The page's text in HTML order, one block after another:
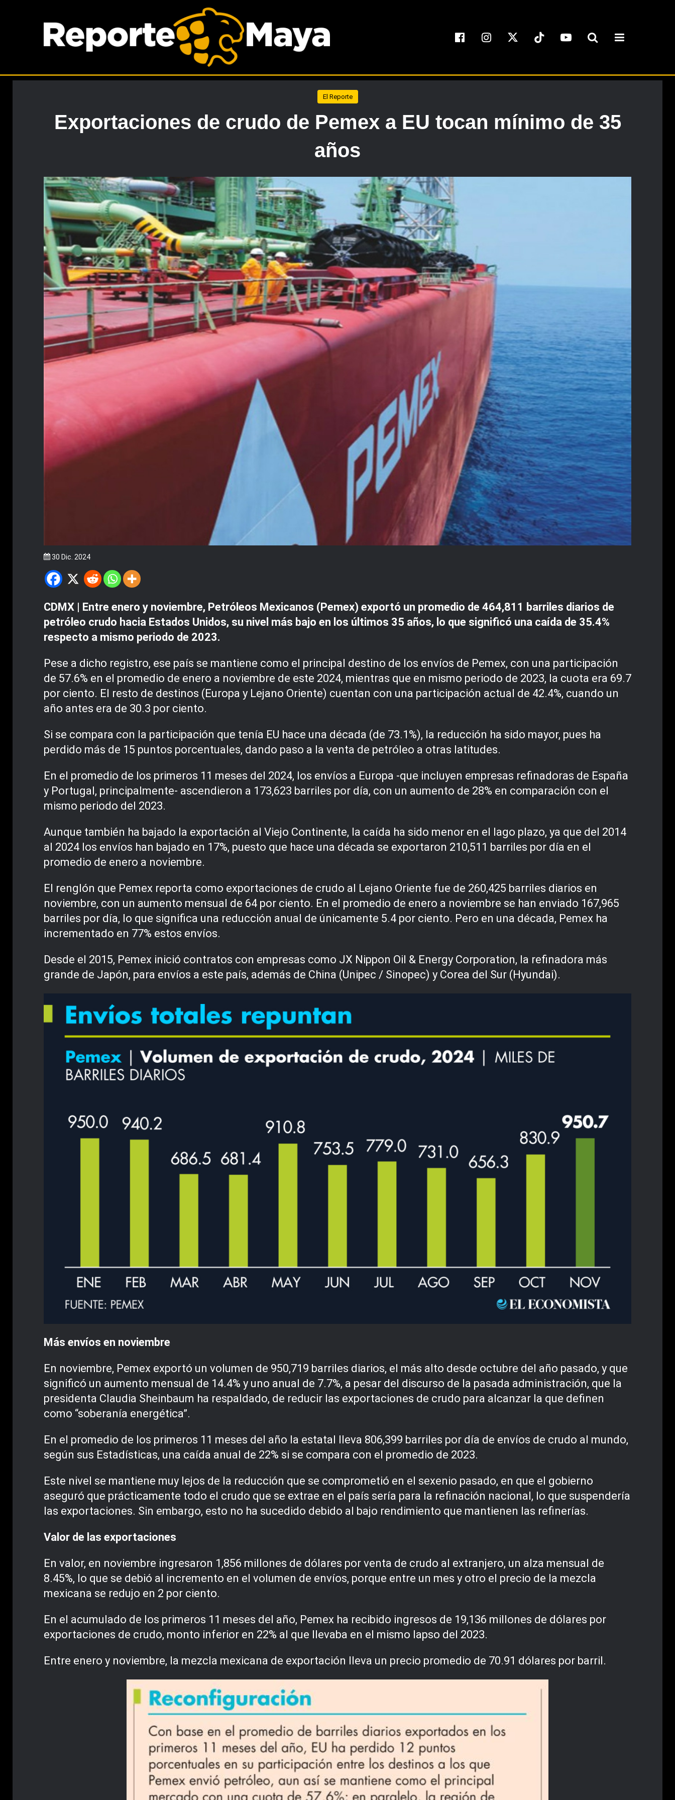
El Reporte
Exportaciones de crudo de Pemex a EU tocan mínimo de 35
años
30 Dic. 2024
CDMX | Entre enero y noviembre, Petróleos Mexicanos (Pemex) exportó un promedio de 464,811 barriles diarios de
petróleo crudo hacia Estados Unidos, su nivel más bajo en los últimos 35 años, lo que significó una caída de 35.4%
respecto a mismo periodo de 2023.
Pese a dicho registro, ese país se mantiene como el principal destino de los envíos de Pemex, con una participación
de 57.6% en el promedio de enero a noviembre de este 2024, mientras que en mismo periodo de 2023, la cuota era 69.7
por ciento. El resto de destinos (Europa y Lejano Oriente) cuentan con una participación actual de 42.4%, cuando un
año antes era de 30.3 por ciento.
Si se compara con la participación que tenía EU hace una década (de 73.1%), la reducción ha sido mayor, pues ha
perdido más de 15 puntos porcentuales, dando paso a la venta de petróleo a otras latitudes.
En el promedio de los primeros 11 meses del 2024, los envíos a Europa -que incluyen empresas refinadoras de España
y Portugal, principalmente- ascendieron a 173,623 barriles por día, con un aumento de 28% en comparación con el
mismo periodo del 2023.
Aunque también ha bajado la exportación al Viejo Continente, la caída ha sido menor en el lago plazo, ya que del 2014
al 2024 los envíos han bajado en 17%, puesto que hace una década se exportaron 210,511 barriles por día en el
promedio de enero a noviembre.
El renglón que Pemex reporta como exportaciones de crudo al Lejano Oriente fue de 260,425 barriles diarios en
noviembre, con un aumento mensual de 64 por ciento. En el promedio de enero a noviembre se han enviado 167,965
barriles por día, lo que significa una reducción anual de únicamente 5.4 por ciento. Pero en una década, Pemex ha
incrementado en 77% estos envíos.
Desde el 2015, Pemex inició contratos con empresas como JX Nippon Oil & Energy Corporation, la refinadora más
grande de Japón, para envíos a este país, además de China (Unipec / Sinopec) y Corea del Sur (Hyundai).
Más envíos en noviembre
En noviembre, Pemex exportó un volumen de 950,719 barriles diarios, el más alto desde octubre del año pasado, y que
significó un aumento mensual de 14.4% y uno anual de 7.7%, a pesar del discurso de la pasada administración, que la
presidenta Claudia Sheinbaum ha respaldado, de reducir las exportaciones de crudo para alcanzar la que definen
como “soberanía energética”.
En el promedio de los primeros 11 meses del año la estatal lleva 806,399 barriles por día de envíos de crudo al mundo,
según sus Estadísticas, una caída anual de 22% si se compara con el promedio de 2023.
Este nivel se mantiene muy lejos de la reducción que se comprometió en el sexenio pasado, en que el gobierno
aseguró que prácticamente todo el crudo que se extrae en el país sería para la refinación nacional, lo que suspendería
las exportaciones. Sin embargo, esto no ha sucedido debido al bajo rendimiento que mantienen las refinerías.
Valor de las exportaciones
En valor, en noviembre ingresaron 1,856 millones de dólares por venta de crudo al extranjero, un alza mensual de
8.45%, lo que se debió al incremento en el volumen de envíos, porque entre un mes y otro el precio de la mezcla
mexicana se redujo en 2 por ciento.
En el acumulado de los primeros 11 meses del año, Pemex ha recibido ingresos de 19,136 millones de dólares por
exportaciones de crudo, monto inferior en 22% al que llevaba en el mismo lapso del 2023.
Entre enero y noviembre, la mezcla mexicana de exportación lleva un precio promedio de 70.91 dólares por barril.